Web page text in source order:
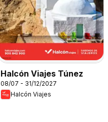
Halcón Viajes Túnez
08/07 - 31/12/2027
Halcón Viajes